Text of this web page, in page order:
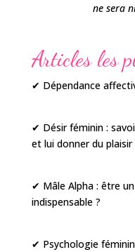
ne sera
Articles les
✔ Dépendance
✔ Désir féminin :
et lui donner du plaisir
✔ Mâle Alpha : être
indispensable ?
✔ Psychologie